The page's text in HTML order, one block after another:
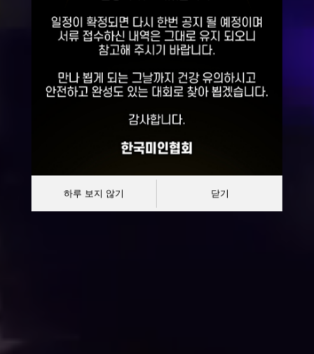
소헌왕후
선발대회
대한민국 한복모델 선발대회
하루 보지 않기 닫기